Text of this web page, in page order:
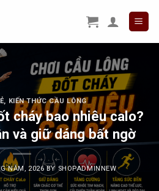
, KIẾN THỨC CẦU LÔNG
cháy bao nhiêu calo?
và giữ dáng bất ngờ
NĂM, 2026 BY SHOPADMINNEW